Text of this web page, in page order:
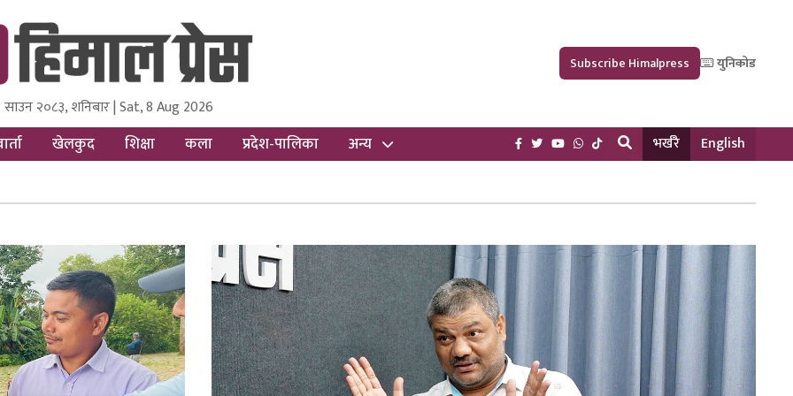
Media and Research Pvt Ltd.
साउन २०८३, शनिबार | Sat, 8 Aug 2026
Subscribe Himalpress युनिकोड
खेलकुद शिक्षा कला प्रदेश-पालिका अन्य भर्खरै English